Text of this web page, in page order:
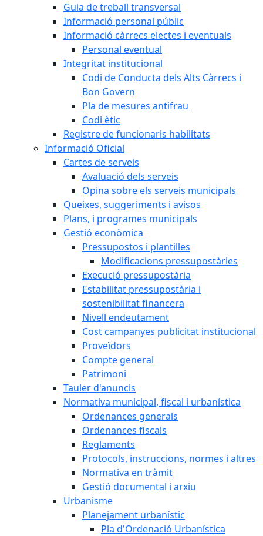
Guia de treball transversal
Informació personal públic
Informació càrrecs electes i eventuals
Personal eventual
Integritat institucional
Codi de Conducta dels Alts Càrrecs i
Bon Govern
Pla de mesures antifrau
Codi ètic
Registre de funcionaris habilitats
Informació Oficial
Cartes de serveis
Avaluació dels serveis
Opina sobre els serveis municipals
Queixes, suggeriments i avisos
Plans, i programes municipals
Gestió econòmica
Pressupostos i plantilles
Modificacions pressupostàries
Execució pressupostària
Estabilitat pressupostària i
sostenibilitat financera
Nivell endeutament
Cost campanyes publicitat institucional
Proveïdors
Compte general
Patrimoni
Tauler d'anuncis
Normativa municipal, fiscal i urbanística
Ordenances generals
Ordenances fiscals
Reglaments
Protocols, instruccions, normes i altres
Normativa en tràmit
Gestió documental i arxiu
Urbanisme
Planejament urbanístic
Pla d'Ordenació Urbanística